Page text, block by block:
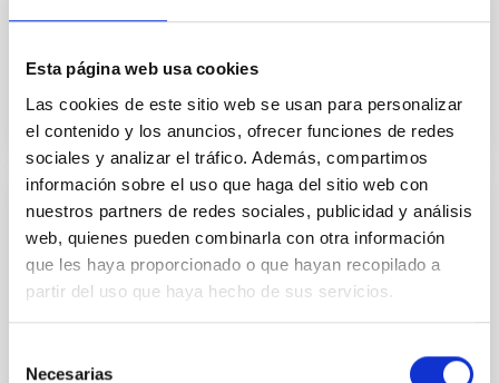
Esta página web usa cookies
Las cookies de este sitio web se usan para personalizar
el contenido y los anuncios, ofrecer funciones de redes
sociales y analizar el tráfico. Además, compartimos
información sobre el uso que haga del sitio web con
nuestros partners de redes sociales, publicidad y análisis
web, quienes pueden combinarla con otra información
que les haya proporcionado o que hayan recopilado a
partir del uso que haya hecho de sus servicios.
Necesarias
en inglés “FSLAC”...
AGREEMENT
Multilateral Agreement Concerning
provision of the WEAVE Instrument for the
William Herschel Telescope
El acuerdo establece los términos y condiciones para